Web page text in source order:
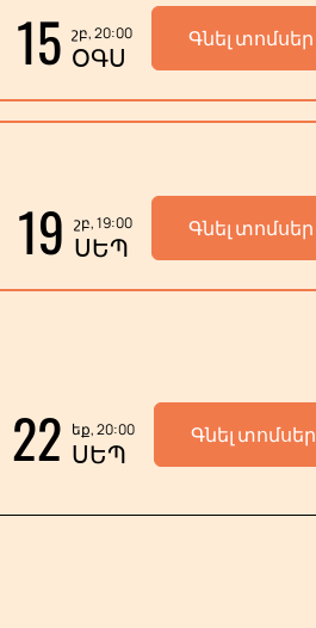
15 շբ, 20:00
ՕԳՍ Գնել տոմսեր
19 շբ, 19:00
ՍԵՊ Գնել տոմսեր
22 եք, 20:00
ՍԵՊ Գնել տոմսեր